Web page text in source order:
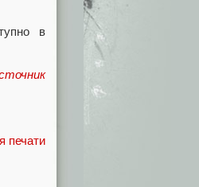
в
печати